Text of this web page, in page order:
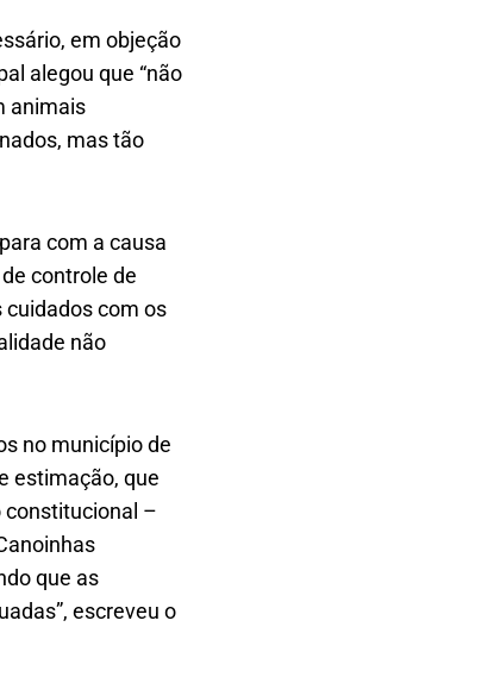
em objeção
alegou que “não
animais
mas tão
com a causa
controle de
com os
não
no município de
estimação, que
constitucional –
que as
escreveu o